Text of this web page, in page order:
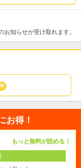
お知らせが受け取れます。
お得！
もっと無料が読める！